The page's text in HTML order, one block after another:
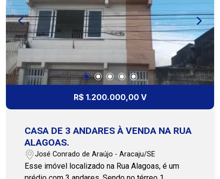
R$ 1.200.000,00 V
CASA DE 3 ANDARES À VENDA NA RUA
ALAGOAS.
José Conrado de Araújo - Aracaju/SE
Esse imóvel localizado na Rua Alagoas, é um